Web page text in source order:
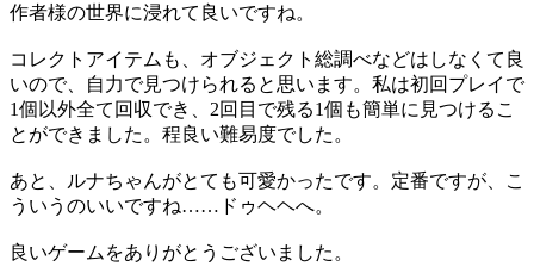
作者様の世界に浸れて良いですね。
コレクトアイテムも、オブジェクト総調べなどはしなくて良
いので、自力で見つけられると思います。私は初回プレイで
1個以外全て回収でき、2回目で残る1個も簡単に見つけるこ
とができました。程良い難易度でした。
あと、ルナちゃんがとても可愛かったです。定番ですが、こ
ういうのいいですね……ドゥヘヘへ。
良いゲームをありがとうございました。